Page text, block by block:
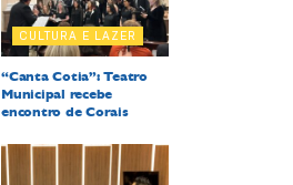
CULTURA E LAZER
“Canta Cotia”: Teatro
Municipal recebe
encontro de Corais